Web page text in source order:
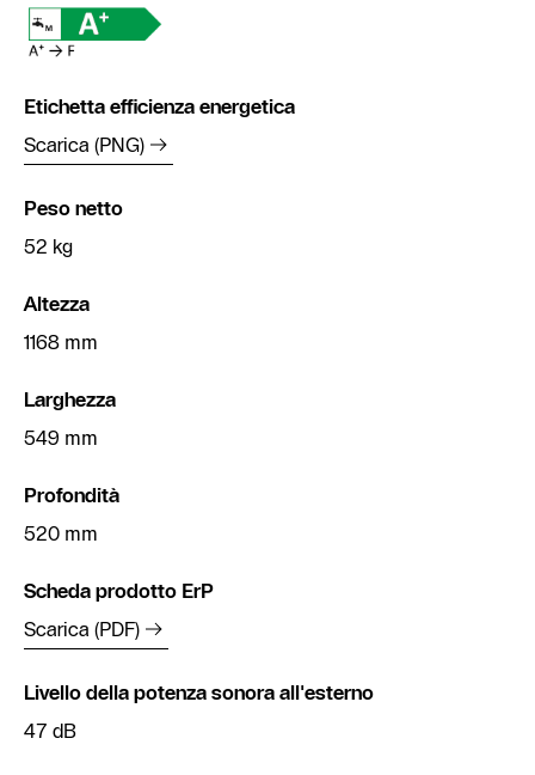
Etichetta efficienza energetica
Scarica (PNG)
Peso netto
52 kg
Altezza
1168 mm
Larghezza
549 mm
Profondità
520 mm
Scheda prodotto ErP
Scarica (PDF)
Livello della potenza sonora all'esterno
47 dB